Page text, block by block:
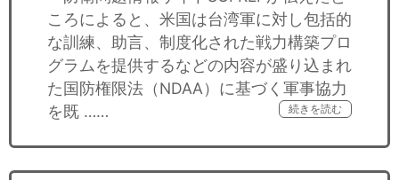
ころによると、米国は台湾軍に対し包括的
な訓練、助言、制度化された戦力構築プロ
グラムを提供するなどの内容が盛り込まれ
た国防権限法（NDAA）に基づく軍事協力
を既 ……
続きを読む